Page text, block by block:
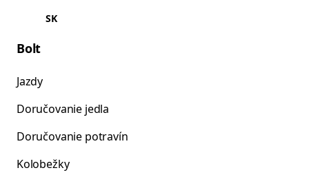
SK
Bolt
Jazdy
Doručovanie jedla
Doručovanie potravín
Kolobežky